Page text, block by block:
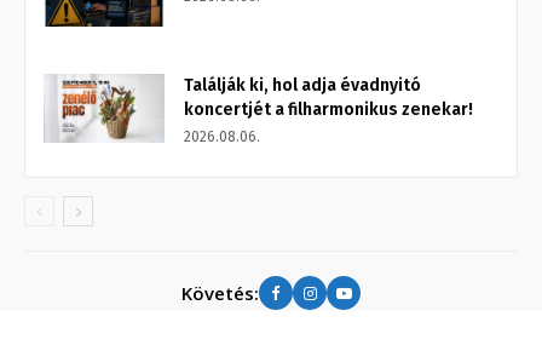
Találják ki, hol adja évadnyitó
koncertjét a filharmonikus zenekar!
2026.08.06.
Követés: